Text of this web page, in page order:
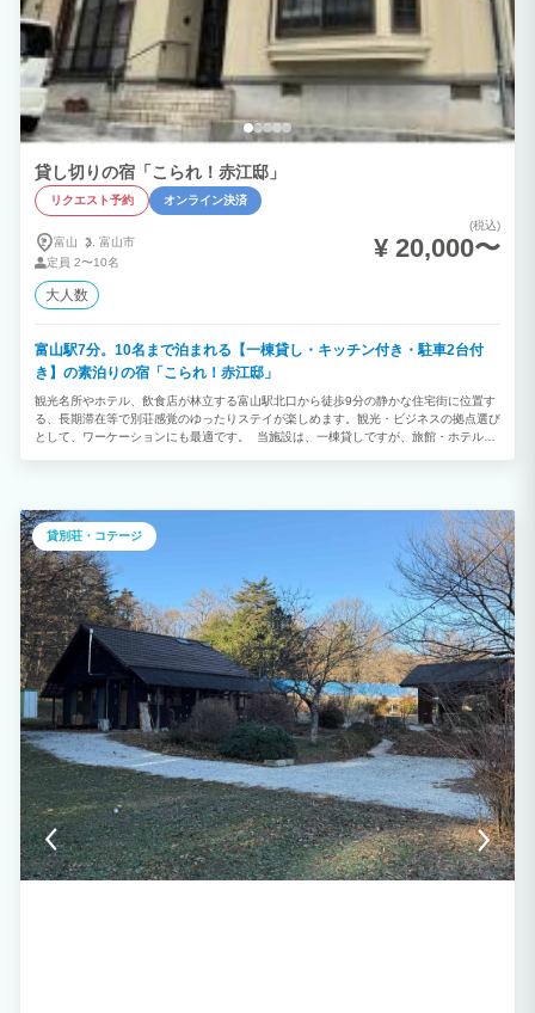
貸し切りの宿「こられ！赤江邸」
リクエスト予約 オンライン決済
富山
富山市
定員 2〜10名
(税込)
¥ 20,000〜
大人数
富山駅7分。10名まで泊まれる【一棟貸し・キッチン付き・駐車2台付
き】の素泊りの宿「こられ！赤江邸」
観光名所やホテル、飲食店が林立する富山駅北口から徒歩9分の静かな住宅街に位置す
る、長期滞在等で別荘感覚のゆったりステイが楽しめます。観光・ビジネスの拠点選び
として、ワーケーションにも最適です。 当施設は、一棟貸しですが、旅館・ホテル業
しかし、それ以外の予約人数分以上の寝具使用の場合には、「宿泊」にあたるとみなさ
れ、消防法・旅館業法違反対象となります。ご了承下さい。従って、規約で禁止されて
いる宿泊者以外の入室や施設での再会・集合のために、予約人数分以上の寝具使用の場
合は、明確になった段階で、必ず、サイトに宿泊人数追加・変更を御申し出下さい。滞
在中でも、施設では現金・振込にて対応します。お申し出下さい。皆様のご理解とご協
力をお願い申し上げます。 ■皆様のご理解とご協力をお願い申し上げます。
貸別荘・コテージ